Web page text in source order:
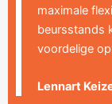
maximale
beursstands
voordelige
Lennart